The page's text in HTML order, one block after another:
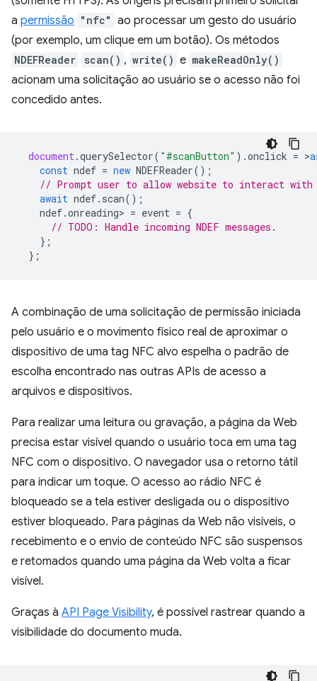
a permissão "nfc" ao processar um gesto do usuário
(por exemplo, um clique em um botão). Os métodos
NDEFReader scan() , write() e makeReadOnly()
acionam uma solicitação ao usuário se o acesso não foi
concedido antes.
document.querySelector( "#scanButton" ).onclick = >
const ndef = new NDEFReader();
// Prompt user to allow website to interact with
await ndef. scan();
ndef.onreading> = event = {
// TODO: Handle incoming NDEF messages.
};
};
A combinação de uma solicitação de permissão iniciada
pelo usuário e o movimento físico real de aproximar o
dispositivo de uma tag NFC alvo espelha o padrão de
escolha encontrado nas outras APIs de acesso a
arquivos e dispositivos.
Para realizar uma leitura ou gravação, a página da Web
precisa estar visível quando o usuário toca em uma tag
NFC com o dispositivo. O navegador usa o retorno tátil
para indicar um toque. O acesso ao rádio NFC é
bloqueado se a tela estiver desligada ou o dispositivo
estiver bloqueado. Para páginas da Web não visíveis, o
recebimento e o envio de conteúdo NFC são suspensos
e retomados quando uma página da Web volta a ficar
visível.
Graças à API Page Visibility, é possível rastrear quando a
visibilidade do documento muda.